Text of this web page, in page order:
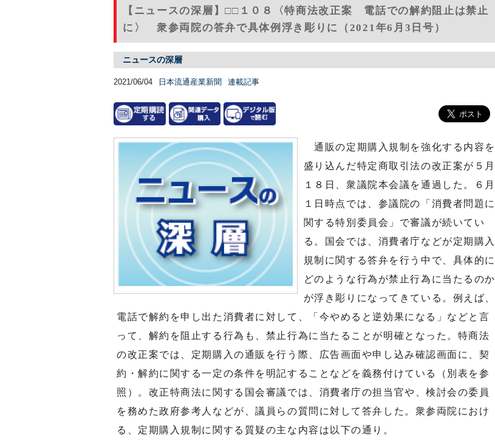
【ニュースの深層】□□１０８〈特商法改正案 電話での解約阻止は禁止
に〉 衆参両院の答弁で具体例浮き彫りに（2021年6月3日号）
ニュースの深層
2021/06/04 日本流通産業新聞 連載記事
通販の定期購入規制を強化する内容を
盛り込んだ特定商取引法の改正案が５月
１８日、衆議院本会議を通過した。６月
１日時点では、参議院の「消費者問題に
関する特別委員会」で審議が続いてい
る。国会では、消費者庁などが定期購入
規制に関する答弁を行う中で、具体的に
どのような行為が禁止行為に当たるのか
が浮き彫りになってきている。例えば、
電話で解約を申し出た消費者に対して、「今やめると逆効果になる」などと言
って、解約を阻止する行為も、禁止行為に当たることが明確となった。特商法
の改正案では、定期購入の通販を行う際、広告画面や申し込み確認画面に、契
約・解約に関する一定の条件を明記することなどを義務付けている（別表を参
照）。改正特商法に関する国会審議では、消費者庁の担当官や、検討会の委員
を務めた政府参考人などが、議員らの質問に対して答弁した。衆参両院におけ
る、定期購入規制に関する質疑の主な内容は以下の通り。